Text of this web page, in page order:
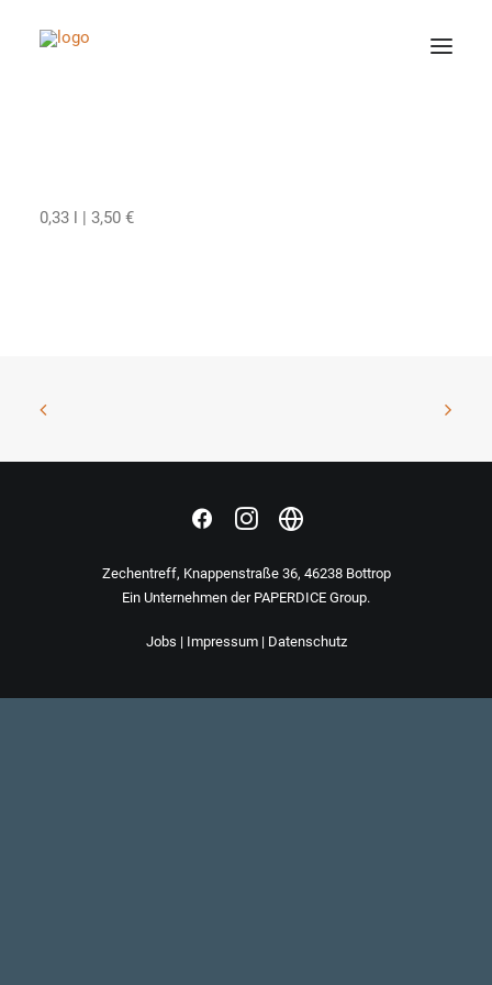
0,33 l | 3,50 €
Zechentreff, Knappenstraße 36, 46238 Bottrop
Ein Unternehmen der PAPERDICE Group.
Jobs | Impressum| Datenschutz